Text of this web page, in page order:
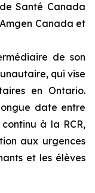
Santé Canada
Canada et
de son
qui vise
en Ontario.
date entre
à la RCR,
aux urgences
et les élèves